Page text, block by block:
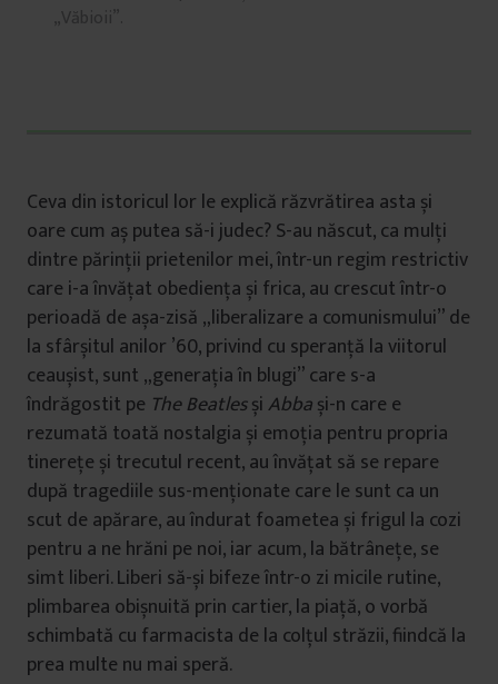
„Văbioii”.
Ceva din istoricul lor le explică răzvrătirea asta și
oare cum aș putea să-i judec? S-au născut, ca mulți
dintre părinții prietenilor mei, într-un regim restrictiv
care i-a învățat obediența și frica, au crescut într-o
perioadă de așa-zisă „liberalizare a comunismului” de
la sfârșitul anilor ’60, privind cu speranță la viitorul
ceaușist, sunt „generația în blugi” care s-a
îndrăgostit pe The BeatlesșiAbbași-n care e
rezumată toată nostalgia și emoția pentru propria
tinerețe și trecutul recent, au învățat să se repare
după tragediile sus-menționate care le sunt ca un
scut de apărare, au îndurat foametea și frigul la cozi
pentru a ne hrăni pe noi, iar acum, la bătrânețe, se
simt liberi. Liberi să-și bifeze într-o zi micile rutine,
plimbarea obișnuită prin cartier, la piață, o vorbă
schimbată cu farmacista de la colțul străzii, fiindcă la
prea multe nu mai speră.